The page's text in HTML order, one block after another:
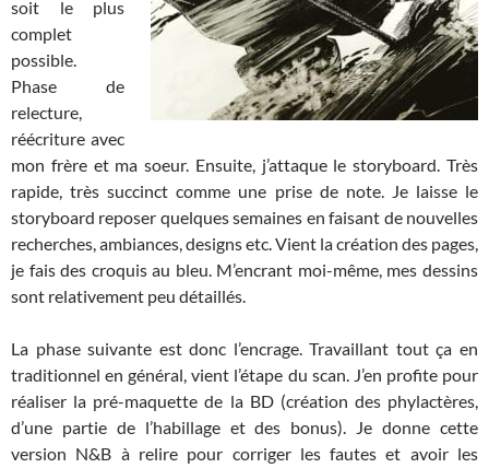
soit le plus
complet
possible.
Phase de
relecture,
réécriture avec
mon frère et ma soeur. Ensuite, j’attaque le storyboard. Très
rapide, très succinct comme une prise de note. Je laisse le
storyboard reposer quelques semaines en faisant de nouvelles
recherches, ambiances, designs etc. Vient la création des pages,
je fais des croquis au bleu. M’encrant moi-même, mes dessins
sont relativement peu détaillés.
La phase suivante est donc l’encrage. Travaillant tout ça en
traditionnel en général, vient l’étape du scan. J’en profite pour
réaliser la pré-maquette de la BD (création des phylactères,
d’une partie de l’habillage et des bonus). Je donne cette
version N&B à relire pour corriger les fautes et avoir les